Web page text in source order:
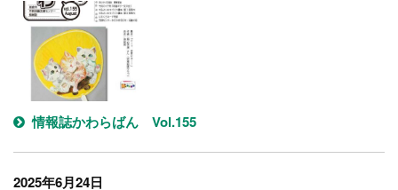
情報誌かわらばん Vol.155
2025年6月24日